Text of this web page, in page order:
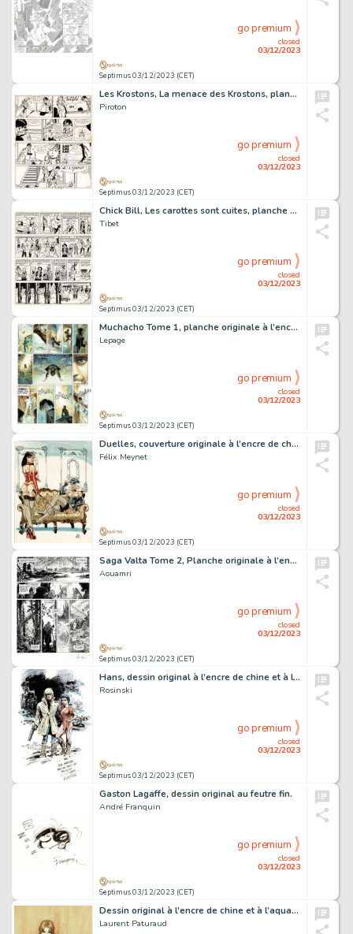
Septimus 03/12/2023 (CET)
closed
03/12/2023
go premium
Les Krostons, La menace des Krostons, planche originale à l’encre de chine. Première apparition des Krostons en 1968 dans le journal Spirou. Planche historique.
Piroton
Septimus 03/12/2023 (CET)
closed
03/12/2023
go premium
Chick Bill, Les carottes sont cuites, planche originale à l’encre de chine pour cet album paru en 1954 au Lombard. La dernière case est l’image inversée de la couverture de l’album. Textes en néerlandais.
Tibet
Septimus 03/12/2023 (CET)
closed
03/12/2023
go premium
Muchacho Tome 1, planche originale à l’encre de chine et à l’aquarelle pour cet album paru en 2004 chez Dupuis.
Lepage
Septimus 03/12/2023 (CET)
closed
03/12/2023
go premium
Duelles, couverture originale à l’encre de chine et à l’aquarelle pour ce portfolio publié chez Bruno Graff Editions.
Félix Meynet
Septimus 03/12/2023 (CET)
closed
03/12/2023
go premium
Saga Valta Tome 2, Planche originale à l’encre de chine pour cet album paru en 2014 au Lombard.
Aouamri
Septimus 03/12/2023 (CET)
closed
03/12/2023
go premium
Hans, dessin original à l’encre de chine et à l’aquarelle.
Rosinski
Septimus 03/12/2023 (CET)
closed
03/12/2023
go premium
Gaston Lagaffe, dessin original au feutre fin.
André Franquin
Septimus 03/12/2023 (CET)
closed
03/12/2023
go premium
Dessin original à l’encre de chine et à l’aquarelle réalisé pour un ex-libris.
Laurent Paturaud